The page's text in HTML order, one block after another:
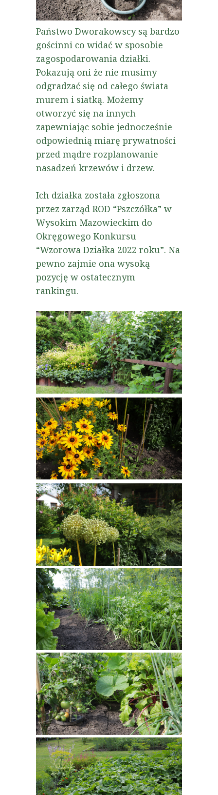
Państwo Dworakowscy są bardzo
gościnni co widać w sposobie
zagospodarowania działki.
Pokazują oni że nie musimy
odgradzać się od całego świata
murem i siatką. Możemy
otworzyć się na innych
zapewniając sobie jednocześnie
odpowiednią miarę prywatności
przed mądre rozplanowanie
nasadzeń krzewów i drzew.
Ich działka została zgłoszona
przez zarząd ROD “Pszczółka” w
Wysokim Mazowieckim do
Okręgowego Konkursu
“Wzorowa Działka 2022 roku”. Na
pewno zajmie ona wysoką
pozycję w ostatecznym
rankingu.